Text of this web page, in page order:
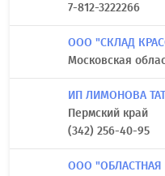
7-812-3222266
ООО "СКЛАД
Московская
ИП ЛИМОНОВА
Пермский край
(342) 256-40-95
ООО "ОБЛАСТНАЯ